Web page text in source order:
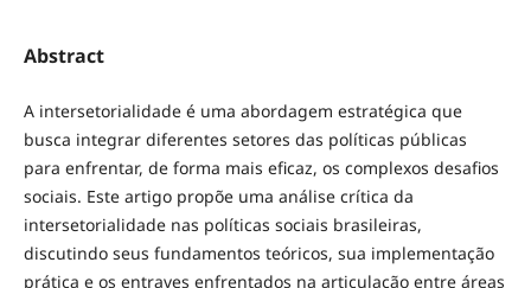
Abstract
A intersetorialidade é uma abordagem estratégica que
busca integrar diferentes setores das políticas públicas
para enfrentar, de forma mais eficaz, os complexos desafios
sociais. Este artigo propõe uma análise crítica da
intersetorialidade nas políticas sociais brasileiras,
discutindo seus fundamentos teóricos, sua implementação
prática e os entraves enfrentados na articulação entre áreas